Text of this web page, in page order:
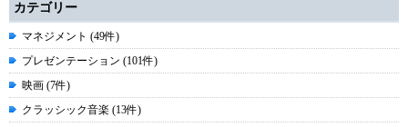
カテゴリー
マネジメント (49件)
プレゼンテーション (101件)
映画 (7件)
クラッシック音楽 (13件)